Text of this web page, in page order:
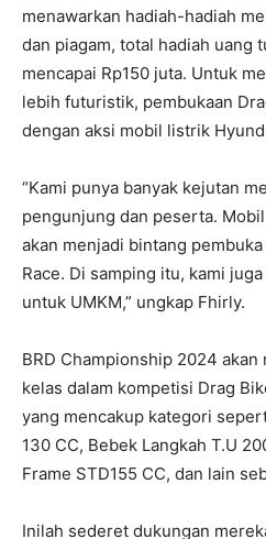
menawarkan hadiah-hadiah
dan piagam, total hadiah uang
mencapai Rp150 juta. Untuk
lebih futuristik, pembukaan
dengan aksi mobil listrik
“Kami punya banyak kejutan
pengunjung dan peserta.
akan menjadi bintang
Race. Di samping itu, kami
untuk UMKM,” ungkap Fhirly.
BRD Championship 2024 akan
kelas dalam kompetisi Drag
yang mencakup kategori
130 CC, Bebek Langkah T.U
Frame STD155 CC, dan lain
Inilah sederet dukungan